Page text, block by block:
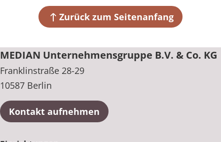
Gynäkologie
HTS & Cochlea
Long Covid
Pneumologie
Rheumatologie
Karriere Zurück zum Seitenanfang
MEDIAN Unternehmensgruppe B.V. & Co. KG
Franklinstraße 28-29
10587 Berlin
Kontakt aufnehmen